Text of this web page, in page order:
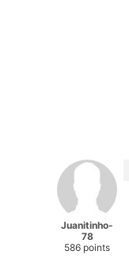
Juanitinho-
78
586 points